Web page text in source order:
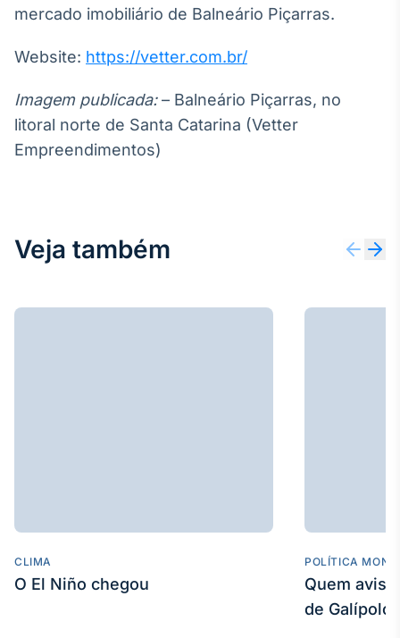
mercado imobiliário de Balneário Piçarras.
Website: https://vetter.com.br/
Imagem publicada:– Balneário Piçarras, no
litoral norte de Santa Catarina (Vetter
Empreendimentos)
Veja também
CLIMA
O El Niño chegou
POLÍTICA
Quem
de Galípolo